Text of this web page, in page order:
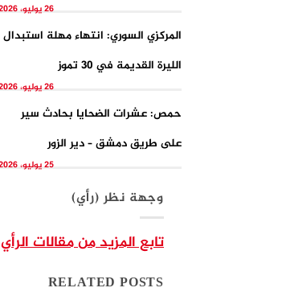
26 يوليو، 2026
المركزي السوري: انتهاء مهلة استبدال
الليرة القديمة في 30 تموز
26 يوليو، 2026
حمص: عشرات الضحايا بحادث سير
على طريق دمشق – دير الزور
25 يوليو، 2026
وجهة نظر (رأي)
تابع المزيد من مقالات الرأي
RELATED POSTS